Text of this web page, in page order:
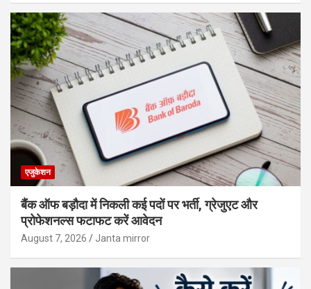
एजुकेशन
बैंक ऑफ बड़ौदा में निकली कई पदों पर भर्ती, ग्रेजुएट और
प्रोफेशनल्स फटाफट करें आवेदन
August 7, 2026 Janta mirror